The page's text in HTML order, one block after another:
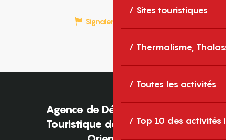
Sites touristiques
Thermalisme,
Toutes les activités
Top 10 des activités
Signaler une erreur
Agence de Développement
Touristique des Pyrénées-